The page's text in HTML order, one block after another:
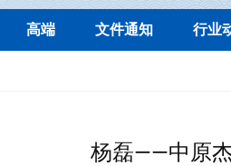
高端 文件通知 行业
杨磊——中原